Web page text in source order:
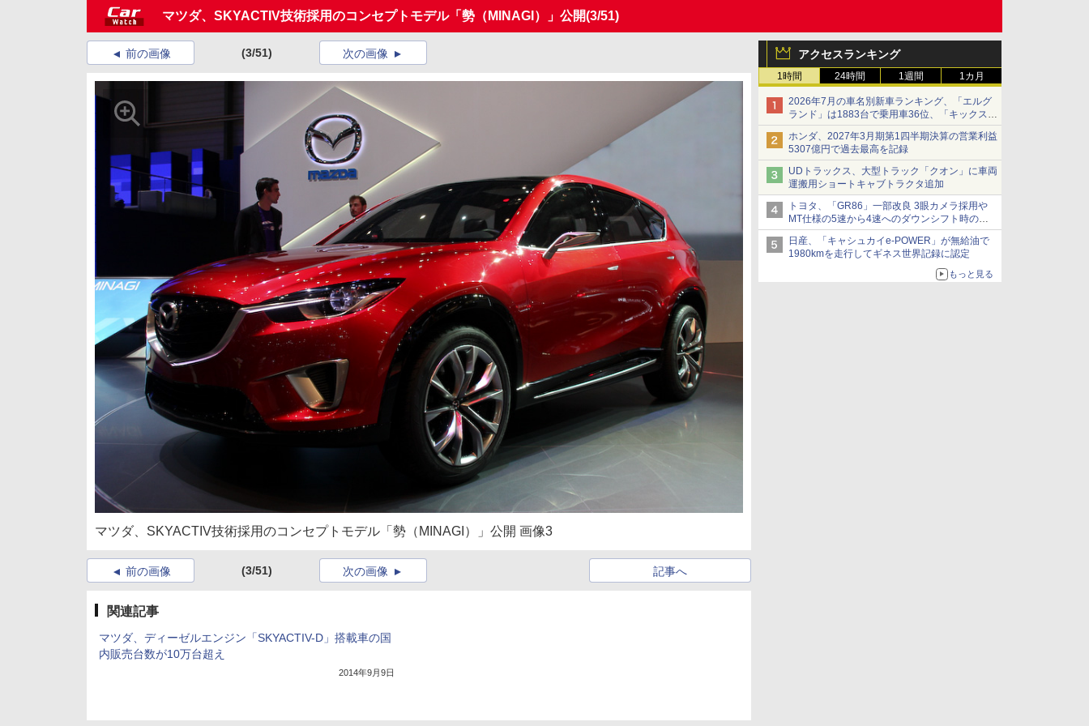
マツダ、SKYACTIV技術採用のコンセプトモデル「勢（MINAGI）」公開(3/51)
アクセスランキング
1時間 24時間 1週間 1カ月
2026年7月の車名別新車ランキング、「エルグ
ランド」は1883台で乗用車36位、「キックス」
は2591台で27位に
ホンダ、2027年3月期第1四半期決算の営業利益
5307億円で過去最高を記録
UDトラックス、大型トラック「クオン」に車両
運搬用ショートキャブトラクタ追加
トヨタ、「GR86」一部改良 3眼カメラ採用や
MT仕様の5速から4速へのダウンシフト時の操
作性向上など
日産、「キャシュカイe-POWER」が無給油で
1980kmを走行してギネス世界記録に認定
もっと見る
前の画像 (3/51) 次の画像
マツダ、SKYACTIV技術採用のコンセプトモデル「勢（MINAGI）」公開 画像3
前の画像 (3/51) 記事へ
次の画像
関連記事
マツダ、ディーゼルエンジン「SKYACTIV-D」搭載車の国
内販売台数が10万台超え
2014年9月9日